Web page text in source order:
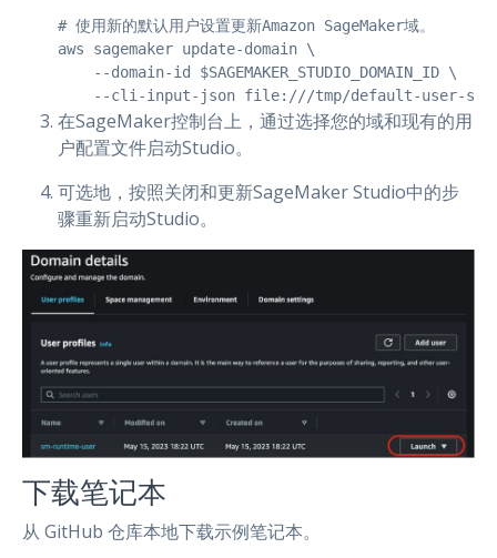
# 使用新的默认用户设置更新Amazon SageMaker域。
aws sagemaker update-domain \
    --domain-id $SAGEMAKER_STUDIO_DOMAIN_ID \
--cli-input-json file:///tmp/default-user-
在SageMaker控制台上，通过选择您的域和现有的用
户配置文件启动Studio。
可选地，按照关闭和更新SageMaker Studio中的步
骤重新启动Studio。
下载笔记本
从 GitHub 仓库本地下载示例笔记本。